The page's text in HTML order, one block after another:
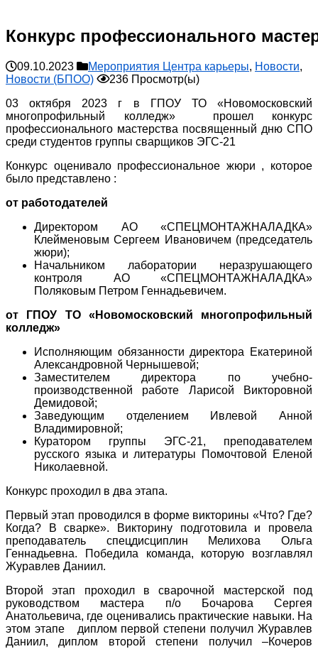
Конкурс профессионального
09.10.2023 Мероприятия Центра карьеры, Новости,
Новости (БПОО)
236 Просмотр(ы)
03 октября 2023 г в ГПОУ ТО «Новомосковский
многопрофильный колледж» прошел конкурс
профессионального мастерства посвященный дню СПО
среди студентов группы сварщиков ЭГС-21
Конкурс оценивало профессиональное жюри , которое
было представлено :
от работодателей
Директором АО «СПЕЦМОНТАЖНАЛАДКА»
Клейменовым Сергеем Ивановичем (председатель
жюри);
Начальником лаборатории неразрушающего
контроля АО «СПЕЦМОНТАЖНАЛАДКА»
Поляковым Петром Геннадьевичем.
от ГПОУ ТО «Новомосковский многопрофильный
колледж»
Исполняющим обязанности директора Екатериной
Александровной Чернышевой;
Заместителем директора по учебно-
производственной работе Ларисой Викторовной
Демидовой;
Заведующим отделением Ивлевой Анной
Владимировной;
Куратором группы ЭГС-21, преподавателем
русского языка и литературы Помочтовой Еленой
Николаевной.
Конкурс проходил в два этапа.
Первый этап проводился в форме викторины «Что? Где?
Когда? В сварке». Викторину подготовила и провела
преподаватель спецдисциплин Мелихова Ольга
Геннадьевна. Победила команда, которую возглавлял
Журавлев Даниил.
Второй этап проходил в сварочной мастерской под
руководством мастера п/о Бочарова Сергея
Анатольевича, где оценивались практические навыки. На
этом этапе диплом первой степени получил Журавлев
Даниил, диплом второй степени получил –Кочеров